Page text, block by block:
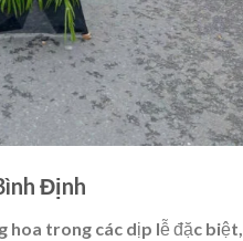
Định
hoa trong các dịp lễ đặc biệt,